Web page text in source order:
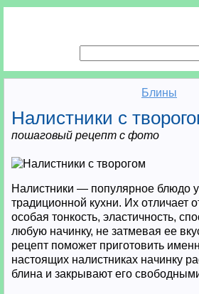
Блины
Налистники с
пошаговый рецепт с фото
Налистники — популярное блюдо
традиционной кухни. Их отличает
особая тонкость, эластичность,
любую начинку, не затмевая ее
рецепт поможет приготовить
настоящих налистниках начинку
блина и закрывают его